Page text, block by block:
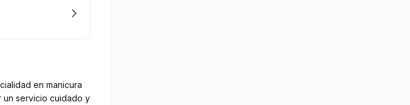
en manicura
un servicio cuidado y